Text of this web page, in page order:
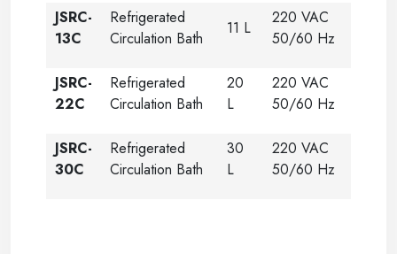
JSRC-
13C
Refrigerated
Circulation Bath
11 L
220 VAC
50/60 Hz
JSRC-
22C
Refrigerated
Circulation Bath
20
L
220 VAC
50/60 Hz
JSRC-
30C
Refrigerated
Circulation Bath
30
L
220 VAC
50/60 Hz